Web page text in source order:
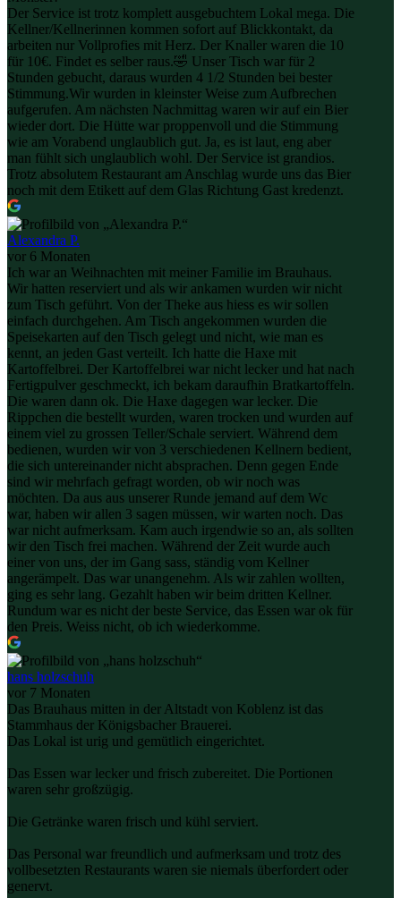
Der Service ist trotz komplett ausgebuchtem Lokal mega. Die
Kellner/Kellnerinnen kommen sofort auf Blickkontakt, da
arbeiten nur Vollprofies mit Herz. Der Knaller waren die 10
für 10€. Findet es selber raus.🤣 Unser Tisch war für 2
Stunden gebucht, daraus wurden 4 1/2 Stunden bei bester
Stimmung.Wir wurden in kleinster Weise zum Aufbrechen
aufgerufen. Am nächsten Nachmittag waren wir auf ein Bier
wieder dort. Die Hütte war proppenvoll und die Stimmung
wie am Vorabend unglaublich gut. Ja, es ist laut, eng aber
man fühlt sich unglaublich wohl. Der Service ist grandios.
Trotz absolutem Restaurant am Anschlag wurde uns das Bier
noch mit dem Etikett auf dem Glas Richtung Gast kredenzt.
Alexandra P.
vor 6 Monaten
Ich war an Weihnachten mit meiner Familie im Brauhaus.
Wir hatten reserviert und als wir ankamen wurden wir nicht
zum Tisch geführt. Von der Theke aus hiess es wir sollen
einfach durchgehen. Am Tisch angekommen wurden die
Speisekarten auf den Tisch gelegt und nicht, wie man es
kennt, an jeden Gast verteilt. Ich hatte die Haxe mit
Kartoffelbrei. Der Kartoffelbrei war nicht lecker und hat nach
Fertigpulver geschmeckt, ich bekam daraufhin Bratkartoffeln.
Die waren dann ok. Die Haxe dagegen war lecker. Die
Rippchen die bestellt wurden, waren trocken und wurden auf
einem viel zu grossen Teller/Schale serviert. Während dem
bedienen, wurden wir von 3 verschiedenen Kellnern bedient,
die sich untereinander nicht absprachen. Denn gegen Ende
sind wir mehrfach gefragt worden, ob wir noch was
möchten. Da aus aus unserer Runde jemand auf dem Wc
war, haben wir allen 3 sagen müssen, wir warten noch. Das
war nicht aufmerksam. Kam auch irgendwie so an, als sollten
wir den Tisch frei machen. Während der Zeit wurde auch
einer von uns, der im Gang sass, ständig vom Kellner
angerämpelt. Das war unangenehm. Als wir zahlen wollten,
ging es sehr lang. Gezahlt haben wir beim dritten Kellner.
Rundum war es nicht der beste Service, das Essen war ok für
den Preis. Weiss nicht, ob ich wiederkomme.
hans holzschuh
vor 7 Monaten
Das Brauhaus mitten in der Altstadt von Koblenz ist das
Stammhaus der Königsbacher Brauerei.
Das Lokal ist urig und gemütlich eingerichtet.
Das Essen war lecker und frisch zubereitet. Die Portionen
waren sehr großzügig.
Die Getränke waren frisch und kühl serviert.
Das Personal war freundlich und aufmerksam und trotz des
vollbesetzten Restaurants waren sie niemals überfordert oder
genervt.